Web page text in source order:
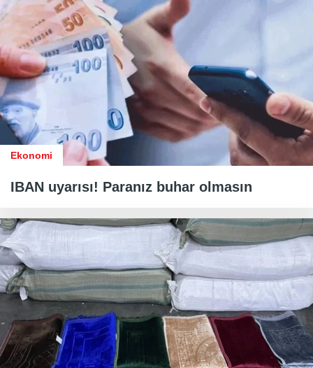
Ekonomi
IBAN uyarısı! Paranız buhar olmasın